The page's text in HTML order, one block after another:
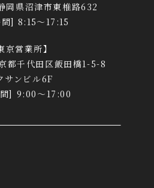
岡県沼津市東椎路632
] 8:15～17:15
京営業所】
都千代田区飯田橋1-5-8
サンビル6F
] 9:00～17:00